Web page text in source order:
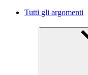
Tutti gli argomenti